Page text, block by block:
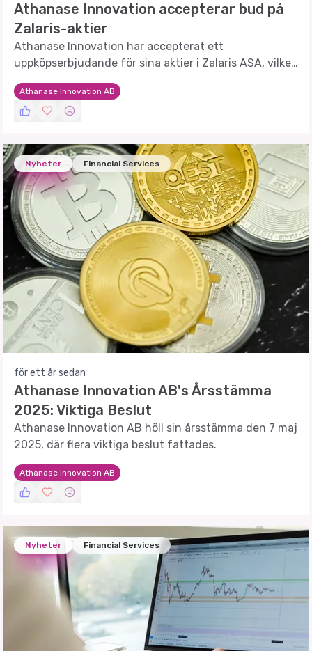
Athanase Innovation accepterar bud på
Zalaris-aktier
Athanase Innovation har accepterat ett
uppköpserbjudande för sina aktier i Zalaris ASA, vilket
kan innebära en betydande värdeökning.
Athanase Innovation AB
Nyheter Financial Services
för ett år sedan
Athanase Innovation AB's Årsstämma
2025: Viktiga Beslut
Athanase Innovation AB höll sin årsstämma den 7 maj
2025, där flera viktiga beslut fattades.
Athanase Innovation AB
Nyheter Financial Services